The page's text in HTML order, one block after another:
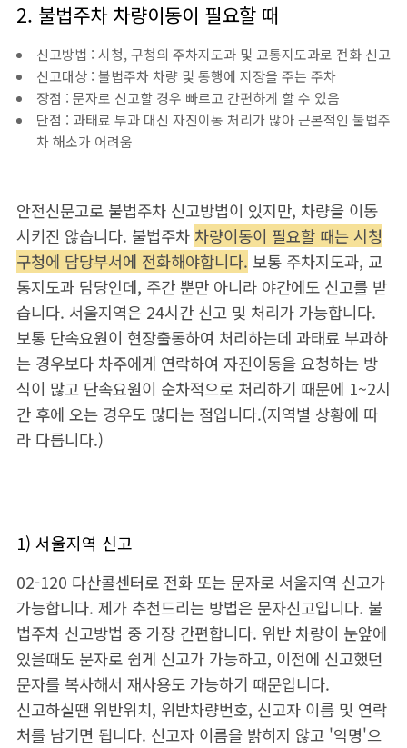
2. 불법주차 차량이동이 필요할 때
신고방법 : 시청, 구청의 주차지도과 및 교통지도과로 전화 신고
신고대상 : 불법주차 차량 및 통행에 지장을 주는 주차
장점 : 문자로 신고할 경우 빠르고 간편하게 할 수 있음
단점 : 과태료 부과 대신 자진이동 처리가 많아 근본적인 불법주
차 해소가 어려움
안전신문고로 불법주차 신고방법이 있지만, 차량을 이동
시키진 않습니다. 불법주차 차량이동이 필요할 때는 시청
구청에 담당부서에 전화해야합니다. 보통 주차지도과, 교
통지도과 담당인데, 주간 뿐만 아니라 야간에도 신고를 받
습니다. 서울지역은 24시간 신고 및 처리가 가능합니다.
보통 단속요원이 현장출동하여 처리하는데 과태료 부과하
는 경우보다 차주에게 연락하여 자진이동을 요청하는 방
식이 많고 단속요원이 순차적으로 처리하기 때문에 1~2시
간 후에 오는 경우도 많다는 점입니다.(지역별 상황에 따
라 다릅니다.)
1) 서울지역 신고
02-120 다산콜센터로 전화 또는 문자로 서울지역 신고가
가능합니다. 제가 추천드리는 방법은 문자신고입니다. 불
법주차 신고방법 중 가장 간편합니다. 위반 차량이 눈앞에
있을때도 문자로 쉽게 신고가 가능하고, 이전에 신고했던
문자를 복사해서 재사용도 가능하기 때문입니다.
신고하실땐 위반위치, 위반차량번호, 신고자 이름 및 연락
처를 남기면 됩니다. 신고자 이름을 밝히지 않고 '익명'으